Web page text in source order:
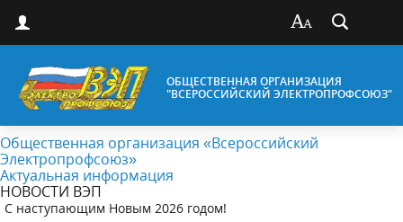
ОБЩЕСТВЕННАЯ ОРГАНИЗАЦИЯ
"ВСЕРОССИЙСКИЙ ЭЛЕКТРОПРОФСОЮЗ"
Общественная организация «Всероссийский
Электропрофсоюз»
Актуальная информация
НОВОСТИ ВЭП
С наступающим Новым 2026 годом!